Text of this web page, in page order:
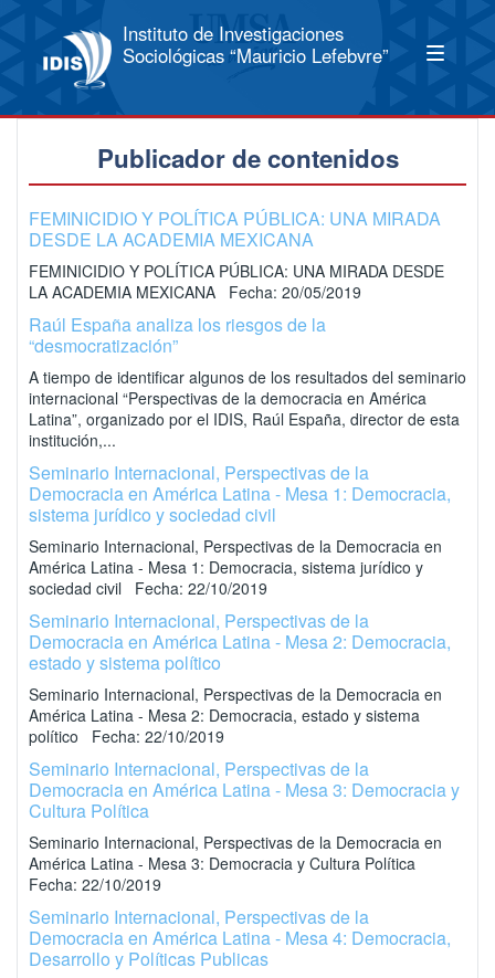
Instituto de Investigaciones
Sociológicas “Mauricio Lefebvre”
Publicador de contenidos
FEMINICIDIO Y POLÍTICA PÚBLICA: UNA MIRADA
DESDE LA ACADEMIA MEXICANA
FEMINICIDIO Y POLÍTICA PÚBLICA: UNA MIRADA DESDE
LA ACADEMIA MEXICANA Fecha: 20/05/2019
Raúl España analiza los riesgos de la
“desmocratización”
A tiempo de identificar algunos de los resultados del seminario
internacional “Perspectivas de la democracia en América
Latina”, organizado por el IDIS, Raúl España, director de esta
institución,...
Seminario Internacional, Perspectivas de la
Democracia en América Latina - Mesa 1: Democracia,
sistema jurídico y sociedad civil
Seminario Internacional, Perspectivas de la Democracia en
América Latina - Mesa 1: Democracia, sistema jurídico y
sociedad civil Fecha: 22/10/2019
Seminario Internacional, Perspectivas de la
Democracia en América Latina - Mesa 2: Democracia,
estado y sistema político
Seminario Internacional, Perspectivas de la Democracia en
América Latina - Mesa 2: Democracia, estado y sistema
político Fecha: 22/10/2019
Seminario Internacional, Perspectivas de la
Democracia en América Latina - Mesa 3: Democracia y
Cultura Política
Seminario Internacional, Perspectivas de la Democracia en
América Latina - Mesa 3: Democracia y Cultura Política
Fecha: 22/10/2019
Seminario Internacional, Perspectivas de la
Democracia en América Latina - Mesa 4: Democracia,
Desarrollo y Políticas Publicas